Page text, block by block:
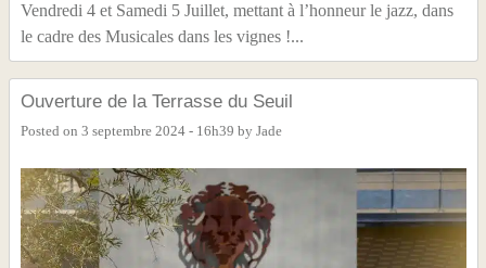
Vendredi 4 et Samedi 5 Juillet, mettant à l’honneur le jazz, dans
le cadre des Musicales dans les vignes !...
Ouverture de la Terrasse du Seuil
Posted on 3 septembre 2024 - 16h39 by Jade